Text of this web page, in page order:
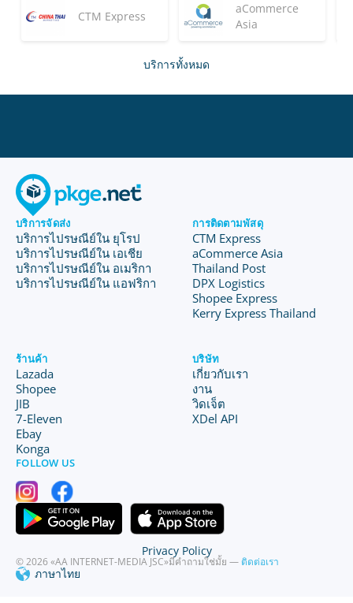
CTM Express
aCommerce
Asia
บริการทั้งหมด
บริการจัดส่ง
บริการไปรษณีย์ใน ยุโรป
บริการไปรษณีย์ใน เอเชีย
บริการไปรษณีย์ใน อเมริกา
บริการไปรษณีย์ใน แอฟริกา
การติดตามพัสดุ
CTM Express
aCommerce Asia
Thailand Post
DPX Logistics
Shopee Express
Kerry Express Thailand
ร้านค้า
Lazada
Shopee
JIB
7-Eleven
Ebay
Konga
บริษัท
เกี่ยวกับเรา
งาน
วิดเจ็ต
XDel API
FOLLOW US
© 2026 «AA INTERNET-MEDIA JSC»มีคำถามใช่มั้ย — ติดต่อเรา
ภาษาไทย
Privacy Policy